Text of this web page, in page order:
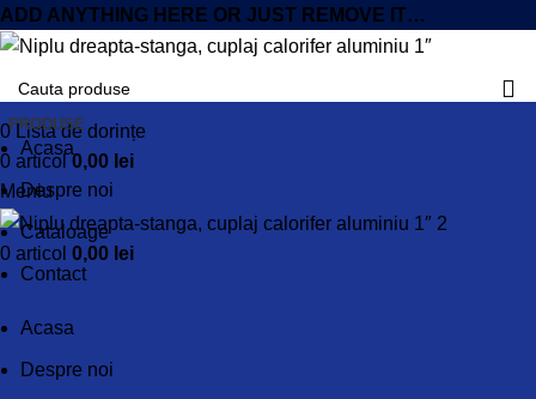
ADD ANYTHING HERE OR JUST REMOVE IT…
0Lista de dorințe
0 articol 0,00 lei
Meniu
0 articol 0,00 lei
PRODUSE
Acasa
Despre noi
Cataloage
Contact
Acasa
Despre noi